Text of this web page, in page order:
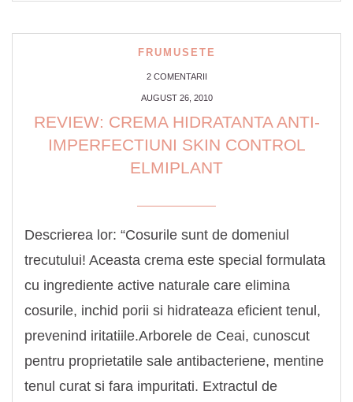
FRUMUSETE
2 COMENTARII
AUGUST 26, 2010
REVIEW: CREMA HIDRATANTA ANTI-
IMPERFECTIUNI SKIN CONTROL
ELMIPLANT
Descrierea lor: “Cosurile sunt de domeniul
trecutului! Aceasta crema este special formulata
cu ingrediente active naturale care elimina
cosurile, inchid porii si hidrateaza eficient tenul,
prevenind iritatiile.Arborele de Ceai, cunoscut
pentru proprietatile sale antibacteriene, mentine
tenul curat si fara impuritati. Extractul de